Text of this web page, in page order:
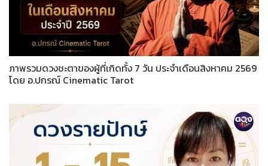
ภาพรวมดวงชะตาของผู้ที่เกิดทั้ง 7 วัน ประจำเดือนสิงหาคม 2569
โดย อ.ปกรณ์ Cinematic Tarot